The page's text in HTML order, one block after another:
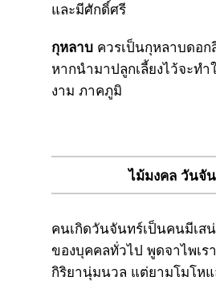
และมีศักดิ์ศรี
กุหลาบ ควรเป็นกุหลาบดอก
หากนำมาปลูกเลี้ยงไว้จะทำ
งาม ภาคภูมิ
ไม้มงคล วันจั
คนเกิดวันจันทร์เป็นคนมีเส
ของบุคคลทั่วไป พูดจาไพเร
กิริยานุ่มนวล แต่ยามโมโห